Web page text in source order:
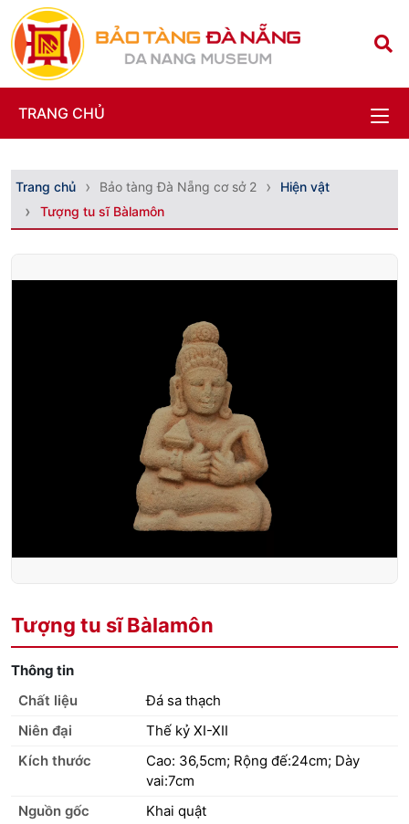
TRANG CHỦ
Trang chủ Bảo tàng Đà Nẵng cơ sở 2
Hiện vật
Tượng tu sĩ Bàlamôn
Tượng tu sĩ Bàlamôn
Thông tin
Chất liệu
Đá sa thạch
Niên đại
Thế kỷ XI-XII
Kích thước
Cao: 36,5cm; Rộng đế:24cm; Dày
vai:7cm
Nguồn gốc
Khai quật